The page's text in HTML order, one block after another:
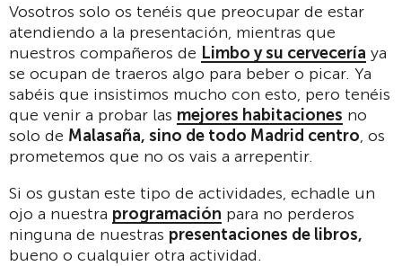
Vosotros solo os tenéis que preocupar de estar
atendiendo a la presentación, mientras que
nuestros compañeros de Limbo y su cervecería ya
se ocupan de traeros algo para beber o picar. Ya
sabéis que insistimos mucho con esto, pero tenéis
que venir a probar las mejores habitaciones no
solo de Malasaña, sino de todo Madrid centro, os
prometemos que no os vais a arrepentir.
Si os gustan este tipo de actividades, echadle un
ojo a nuestra programación para no perderos
ninguna de nuestras presentaciones de libros,
bueno o cualquier otra actividad.